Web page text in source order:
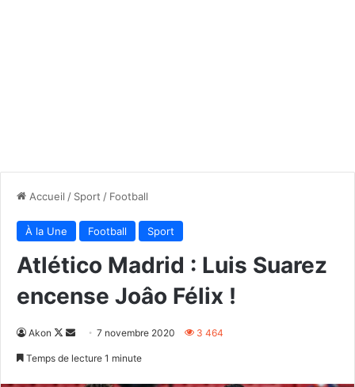
Accueil / Sport / Football
À la Une Football Sport
Atlético Madrid : Luis Suarez
encense Joâo Félix !
Akon
Follow
Envoyer7 novembre 2020 3 464
Temps de lecture 1 minute